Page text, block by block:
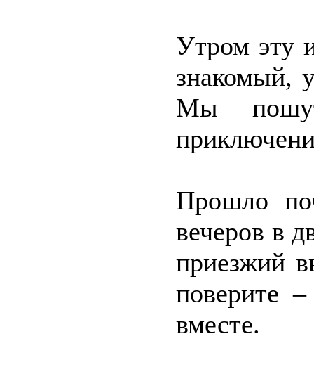
Утром эту
знакомый,
Мы
Прошло
вечеров в
приезжий
поверите
вместе.